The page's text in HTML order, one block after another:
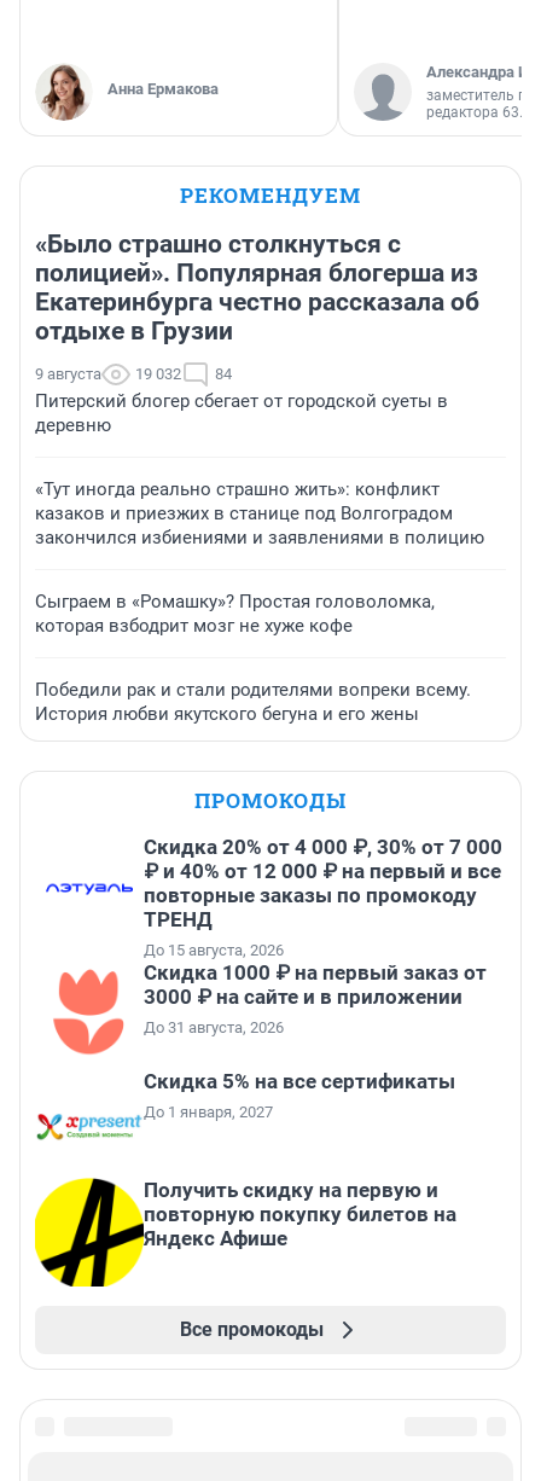
Анна Ермакова
Александра
заместитель
редактора 63.RU
РЕКОМЕНДУЕМ
«Было страшно столкнуться с
полицией». Популярная блогерша из
Екатеринбурга честно рассказала об
отдыхе в Грузии
9 августа 19 032 84
Питерский блогер сбегает от городской суеты в
деревню
«Тут иногда реально страшно жить»: конфликт
казаков и приезжих в станице под Волгоградом
закончился избиениями и заявлениями в полицию
Сыграем в «Ромашку»? Простая головоломка,
которая взбодрит мозг не хуже кофе
Победили рак и стали родителями вопреки всему.
История любви якутского бегуна и его жены
ПРОМОКОДЫ
Скидка 20% от 4 000 ₽, 30% от 7 000
₽ и 40% от 12 000 ₽ на первый и все
повторные заказы по промокоду
ТРЕНД
До 15 августа, 2026
Скидка 1000 ₽ на первый заказ от
3000 ₽ на сайте и в приложении
До 31 августа, 2026
Скидка 5% на все сертификаты
До 1 января, 2027
Получить скидку на первую и
повторную покупку билетов на
Яндекс Афише
Все промокоды